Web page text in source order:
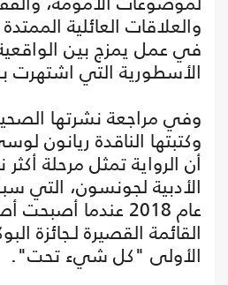
والعلاقات العائلية الممتدة
في عمل يمزج بين الواقعية
الأسطورية التي اشتهرت
وفي مراجعة نشرتها
وكتبتها الناقدة ريانون
أن الرواية تمثل مرحلة
الأدبية لجونسون، التي
عام 2018 عندما
القائمة القصيرة لـجائزة
الأولى "كل شيء تحت".